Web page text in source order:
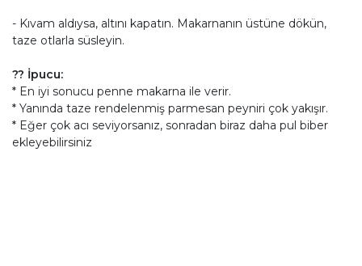
- Kıvam aldıysa, altını kapatın. Makarnanın üstüne dökün,
taze otlarla süsleyin.
?? İpucu:
* En iyi sonucu penne makarna ile verir.
* Yanında taze rendelenmiş parmesan peyniri çok yakışır.
* Eğer çok acı seviyorsanız, sonradan biraz daha pul biber
ekleyebilirsiniz